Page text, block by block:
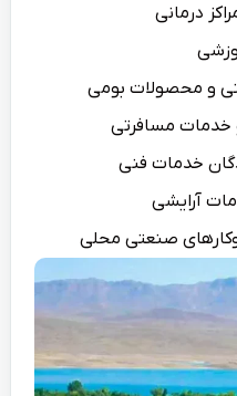
درمانی
و محصولات بومی
خدمات مسافرتی
خدمات فنی
آرایشی
صنعتی محلی